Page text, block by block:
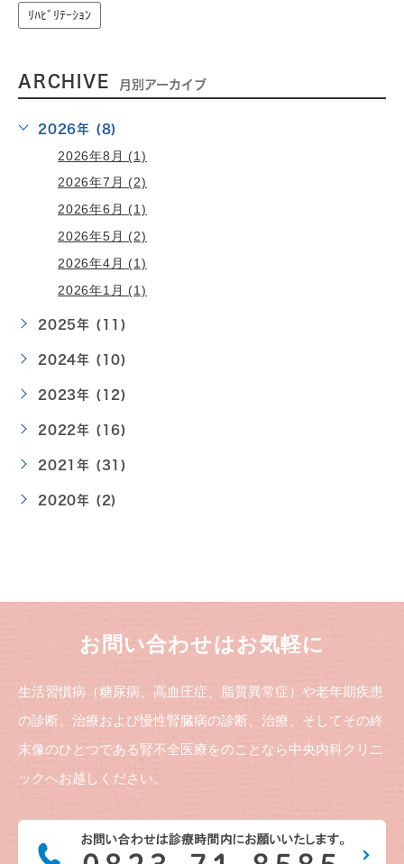
ﾘﾊﾋﾞﾘﾃｰｼｮﾝ
ARCHIVE 月別アーカイブ
2026年 (8)
2026年8月 (1)
2026年7月 (2)
2026年6月 (1)
2026年5月 (2)
2026年4月 (1)
2026年1月 (1)
2025年 (11)
2024年 (10)
2023年 (12)
2022年 (16)
2021年 (31)
2020年 (2)
お問い合わせはお気軽に
生活習慣病（糖尿病、高血圧症、脂質異常症）や老年期疾患
の診断、治療および慢性腎臓病の診断、治療、そしてその終
末像のひとつである腎不全医療をのことなら中央内科クリニ
ックへお越しください。